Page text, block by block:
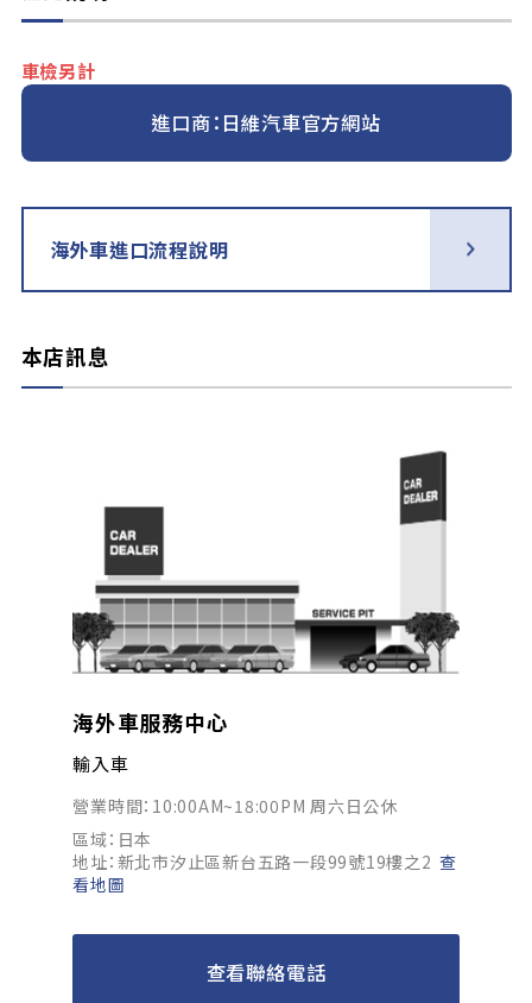
車檢另計
進口商：日維汽車官方網站
海外車進口流程說明
本店訊息
海外車服務中心
輸入車
營業時間：10:00AM~18:00PM 周六日公休
區域：日本
地址：新北市汐止區新台五路一段99號19樓之2 查
看地圖
查看聯絡電話